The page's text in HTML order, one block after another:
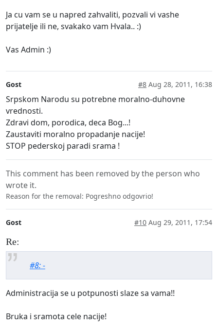
Ja cu vam se u napred zahvaliti, pozvali vi vashe
prijatelje ili ne, svakako vam Hvala.. :)
Vas Admin :)
Gost #8 Aug 28, 2011, 16:38
Srpskom Narodu su potrebne moralno-duhovne
vrednosti.
Zdravi dom, porodica, deca Bog...!
Zaustaviti moralno propadanje nacije!
STOP pederskoj paradi srama !
This comment has been removed by the person who
wrote it.
Reason for the removal: Pogreshno odgovrio!
Gost #10 Aug 29, 2011, 17:54
Re:
#8: -
Administracija se u potpunosti slaze sa vama!!
Bruka i sramota cele nacije!